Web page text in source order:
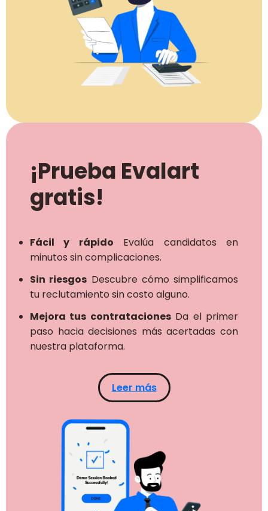
¡Prueba Evalart
gratis!
Fácil y rápido Evalúa candidatos en
minutos sin complicaciones.
Sin riesgos Descubre cómo simplificamos
tu reclutamiento sin costo alguno.
Mejora tus contratacionesDa el primer
paso hacia decisiones más acertadas con
nuestra plataforma.
Leer más